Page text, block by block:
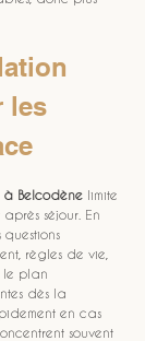
les
à Belcodène limite
séjour. En
règles de vie,
le plan
dès la
en cas
souvent